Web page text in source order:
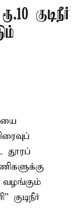
குடிநீர்
தூரப்
வழங்கும்
குடிநீர்